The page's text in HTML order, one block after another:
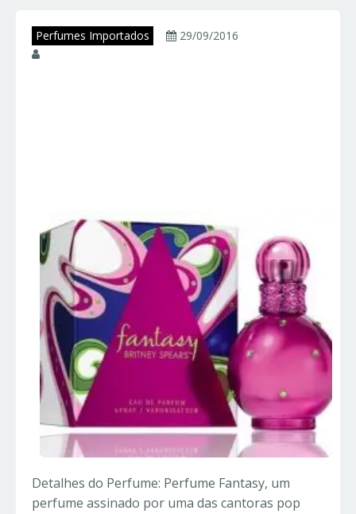
Perfumes Importados
29/09/2016
Detalhes do Perfume: Perfume Fantasy, um
perfume assinado por uma das cantoras pop